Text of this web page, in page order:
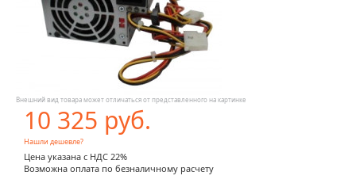
Внешний вид товара может отличаться от представленного на картинке
10 325 руб.
Нашли дешевле?
Цена указана с НДС 22%
Возможна оплата по безналичному расчету